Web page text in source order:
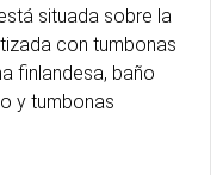
situada sobre la
con tumbonas
finlandesa, baño
y tumbonas